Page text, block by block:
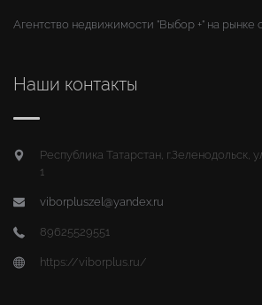
Агентство недвижимости "Выбор +" на рынке
Наши контакты
Республика Татарстан, г.Зеленодольск,
1
viborpluszel@yandex.ru
89625529551
https://viborplus.ru/